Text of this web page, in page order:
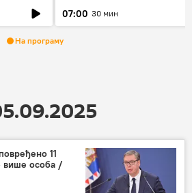
07:00 30 мин
На програму
11
више особа /